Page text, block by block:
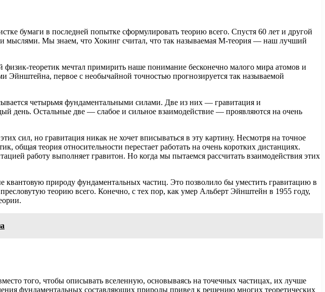
бумаги в последней попытке сформулировать теорию всего. Спустя 60 лет и другой
мыслями. Мы знаем, что Хокинг считал, что так называемая M-теория — наш лучший
теоретик мечтал примирить наше понимание бесконечно малого мира атомов и
Эйнштейна, первое с необычайной точностью прогнозируется так называемой
четырьмя фундаментальными силами. Две из них — гравитация и
день. Остальные две — слабое и сильное взаимодействие — проявляются на очень
сил, но гравитация никак не хочет вписываться в эту картину. Несмотря на точное
теория относительности перестает работать на очень коротких дистанциях.
работу выполняет гравитон. Но когда мы пытаемся рассчитать взаимодействия этих
природу фундаментальных частиц. Это позволило бы уместить гравитацию в
теорию всего. Конечно, с тех пор, как умер Альберт Эйнштейн в 1955 году,
того, чтобы описывать вселенную, основываясь на точечных частицах, их лучше
фундаментальных составляющих природы привел к решению многих теоретических